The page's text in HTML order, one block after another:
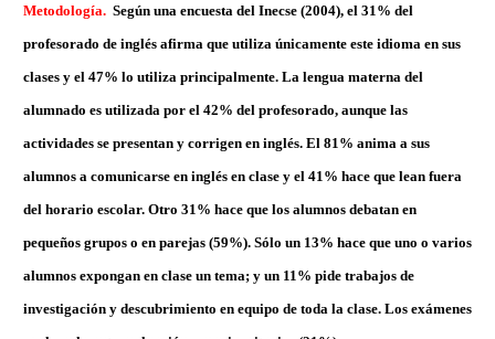
Metodología. Según una encuesta del Inecse (2004), el 31% del
profesorado de inglés afirma que utiliza únicamente este idioma en sus
clases y el 47% lo utiliza principalmente. La lengua materna del
alumnado es utilizada por el 42% del profesorado, aunque las
actividades se presentan y corrigen en inglés. El 81% anima a sus
alumnos a comunicarse en inglés en clase y el 41% hace que lean fuera
del horario escolar. Otro 31% hace que los alumnos debatan en
pequeños grupos o en parejas (59%). Sólo un 13% hace que uno o varios
alumnos expongan en clase un tema; y un 11% pide trabajos de
investigación y descubrimiento en equipo de toda la clase. Los exámenes